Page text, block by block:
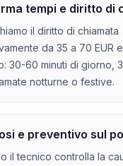
tempi e diritto di
il diritto di chiamata
da 35 a 70 EUR
30-60 minuti di giorno,
notturne o festive.
e preventivo sul
il tecnico controlla la